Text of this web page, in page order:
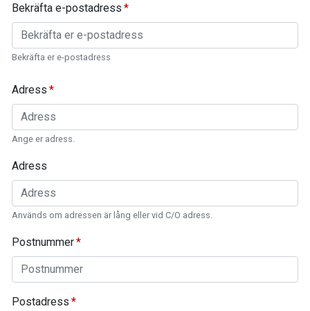
Bekräfta e-postadress
Bekräfta er e-postadress
Adress
Ange er adress.
Adress
Används om adressen är lång eller vid C/O adress.
Postnummer
Postadress